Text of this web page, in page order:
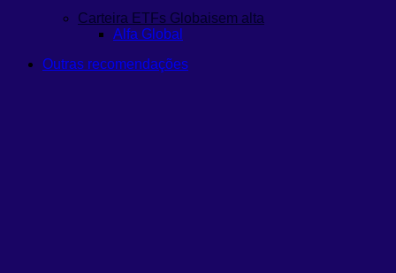
Carteira ETFs Globaisem alta
Alfa Global
Outras recomendações